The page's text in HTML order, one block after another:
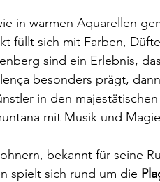
in warmen Aquarellen
füllt sich mit Farben,
sind ein Erlebnis,
besonders prägt,
in den majestätischen
mit Musik und
bekannt für seine
spielt sich rund um die